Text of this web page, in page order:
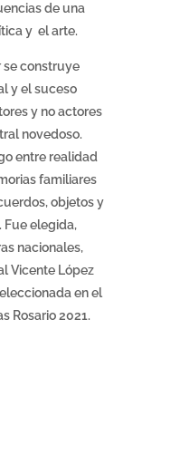
de una
y el arte.
se construye
y el suceso
y no actores
novedoso.
entre realidad
familiares
objetos y
Fue elegida,
nacionales,
Vicente López
en el
Rosario 2021.